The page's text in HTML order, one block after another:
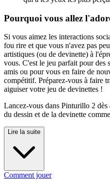
Pourquoi vous allez
Si vous aimez les interactions
fou rire et que vous n'avez pas
artistiques (ou de devinette) à
vous. C'est le jeu parfait pour des
amis ou pour vous en faire de
compétitif. Préparez-vous à faire
aiguiser votre jeu de devinettes !
Lancez-vous dans Pinturillo 2
du dessin et de la devinette
Lire la suite
Comment jouer